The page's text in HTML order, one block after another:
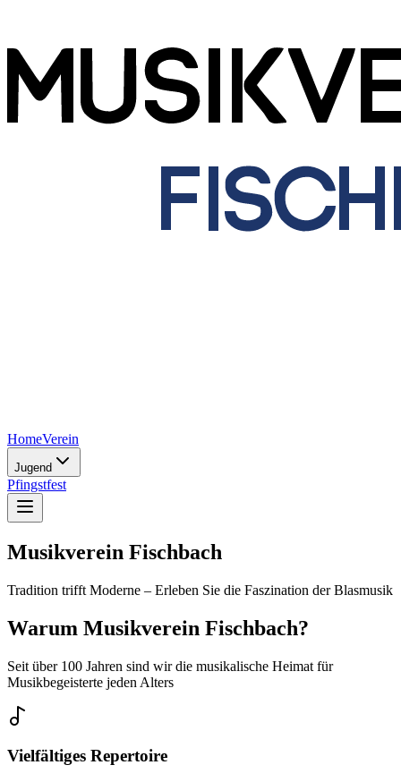
HomeVerein
Jugend
Pfingstfest
Musikverein Fischbach
Tradition trifft Moderne – Erleben Sie die Faszination der Blasmusik
Warum Musikverein Fischbach?
Seit über 100 Jahren sind wir die musikalische Heimat für
Musikbegeisterte jeden Alters
Vielfältiges Repertoire